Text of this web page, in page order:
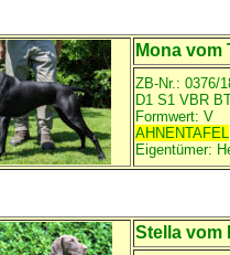
Mona vom
ZB-Nr.: 0376/
D1 S1 VBR
Formwert: V
AHNENTAFEL
Eigentümer:
Stella vom